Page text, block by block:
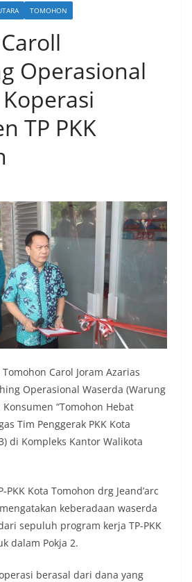
TOMOHON
Operasional
TP PKK
Carol Joram Azarias
Operasional Waserda (Warung
“Tomohon Hebat
Tim Penggerak PKK Kota
di Kompleks Kantor Walikota
PKK Kota Tomohon drg Jeand’arc
keberadaan waserda
sepuluh program kerja TP-PKK
dalam Pokja 2.
berasal dari dana yang